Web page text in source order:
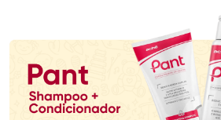
Promoção em Destaque